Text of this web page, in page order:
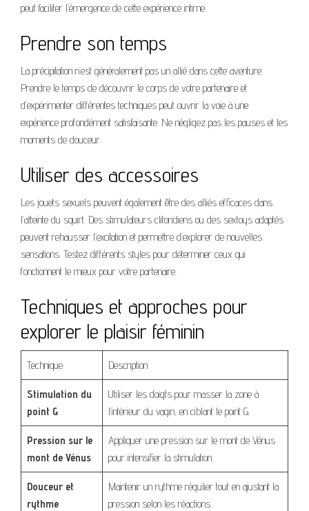
peut faciliter l’émergence de cette expérience intime.
Prendre son temps
La précipitation n’est généralement pas un allié dans cette aventure.
Prendre le temps de découvrir le corps de votre partenaire et
d’expérimenter différentes techniques peut ouvrir la voie à une
expérience profondément satisfaisante. Ne négligez pas les pauses et les
moments de douceur.
Utiliser des accessoires
Les jouets sexuels peuvent également être des alliés efficaces dans
l’atteinte du squirt. Des stimulateurs clitoridiens ou des sextoys adaptés
peuvent rehausser l’excitation et permettre d’explorer de nouvelles
sensations. Testez différents styles pour déterminer ceux qui
fonctionnent le mieux pour votre partenaire.
Techniques et approches pour
explorer le plaisir féminin
Technique Description
Stimulation du
point G
Utiliser les doigts pour masser la zone à
l’intérieur du vagin, en ciblant le point G.
Pression sur le
mont de Vénus
Appliquer une pression sur le mont de Vénus
pour intensifier la stimulation.
Douceur et
rythme
Maintenir un rythme régulier tout en ajustant la
pression selon les réactions.